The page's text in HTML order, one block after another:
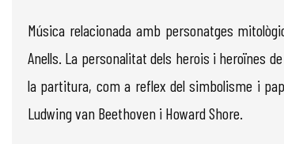
Música relacionada amb personatges
Anells. La personalitat dels herois i heroïnes
la partitura, com a reflex del simbolisme i
Ludwing van Beethoven i Howard Shore.